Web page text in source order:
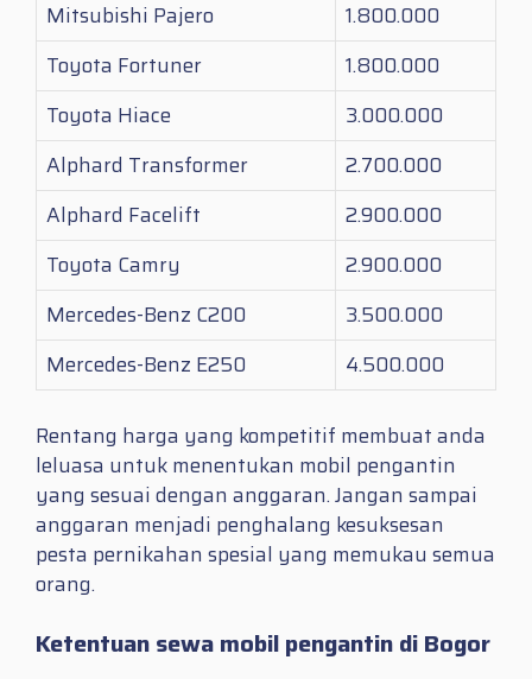
Mitsubishi Pajero
1.800.000
Toyota Fortuner
1.800.000
Toyota Hiace
3.000.000
Alphard Transformer
2.700.000
Alphard Facelift
2.900.000
Toyota Camry
2.900.000
Mercedes-Benz C200
3.500.000
Mercedes-Benz E250
4.500.000
Rentang harga yang kompetitif membuat anda
leluasa untuk menentukan mobil pengantin
yang sesuai dengan anggaran. Jangan sampai
anggaran menjadi penghalang kesuksesan
pesta pernikahan spesial yang memukau semua
orang.
Ketentuan sewa mobil pengantin di Bogor